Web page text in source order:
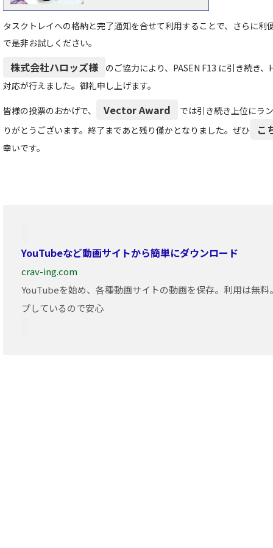
タスクトレイへの格納と完了通知を合せて利用することで、さらに利
で是非お試しください。
株式会社ハロッズ様
のご協力により、PASEN F13 に引き続き
対応が行えました。御礼申し上げます。
皆様の投票のおかげで、 Vector Award
では引き続き上位にラ
りがとうございます。終了まであと残り僅かとなりました。ぜひ
こ
幸いです。
YouTubeなど動画サイトから簡単にダウンロード
crav-ing.com
YouTubeを始め、各種動画サイトの動画を保存。利用は無
プしているので安心